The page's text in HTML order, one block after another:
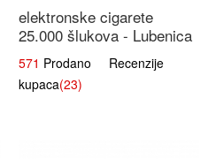
elektronske cigarete
25.000 šlukova - Lubenica
Led | Osježavajući Ljetni
Okus
571 Prodano Recenzije
kupaca(23)